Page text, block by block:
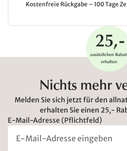
Kostenfreie Rückgabe – 100 Tage
Nichts mehr
Melden Sie sich jetzt für den
erhalten Sie einen 25,-
E-Mail-Adresse (Pflichtfeld)